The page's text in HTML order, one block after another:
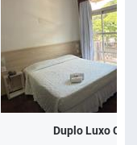
Duplo Luxo